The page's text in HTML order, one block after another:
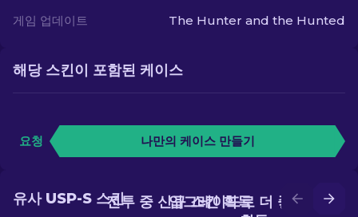
게임 업데이트
The Hunter and the Hunted
해당 스킨이 포함된 케이스
요청 나만의 케이스 만들기
업그레이드로 더 좋은 스킨
전투 중 신규 스킨 획득
유사 USP-S 스킨